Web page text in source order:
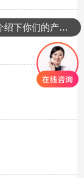
可以介绍下你们的产品么？